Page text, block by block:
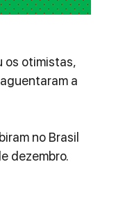
os otimistas,
a
no Brasil
dezembro.